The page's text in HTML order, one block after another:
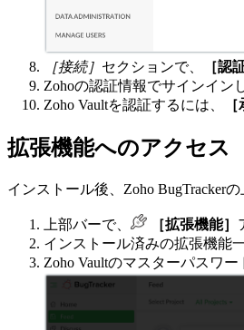
［接続］ セクションで、 ［認
Zohoの認証情報でサインイン
Zoho Vaultを認証するには、
拡張機能へのアクセス
インストール後、Zoho BugTracker
上部バーで、 ［拡張機能］
インストール済みの拡張機能
Zoho Vaultのマスターパスワー